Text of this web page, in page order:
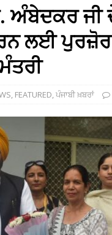
ਅੰਬੇਦਕਰ ਜੀ
ਲਈ
, FEATURED,ਪੰਜਾਬੀ ਖ਼ਬਰਾਂ